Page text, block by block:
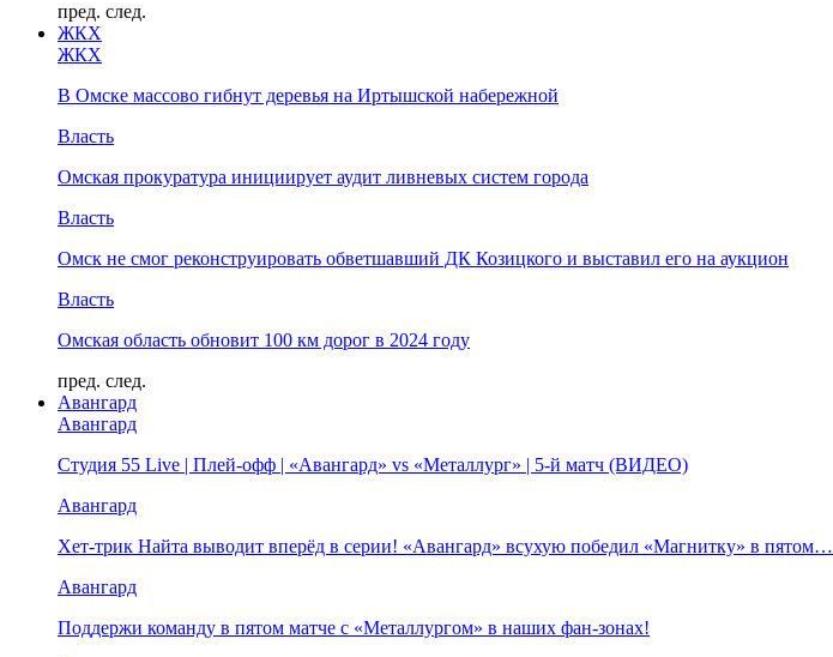
пред. след.
ЖКХ
ЖКХ
В Омске массово гибнут деревья на Иртышской набережной
Власть
Омская прокуратура инициирует аудит ливневых систем города
Власть
Омск не смог реконструировать обветшавший ДК Козицкого и выставил его на аукцион
Власть
Омская область обновит 100 км дорог в 2024 году
пред. след.
Авангард
Авангард
Студия 55 Live | Плей-офф | «Авангард» vs «Металлург» | 5-й матч (ВИДЕО)
Авангард
Хет-трик Найта выводит вперёд в серии! «Авангард» всухую победил «Магнитку» в пятом…
Авангард
Поддержи команду в пятом матче с «Металлургом» в наших фан-зонах!